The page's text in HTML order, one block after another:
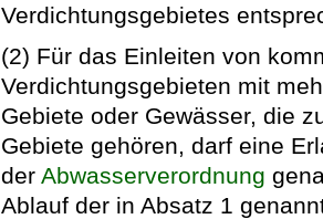
Verdichtungsgebietes
(2) Für das Einleiten von
Verdichtungsgebieten mit
Gebiete oder Gewässer, die
Gebiete gehören, darf eine
derAbwasserverordnung
Ablauf der in Absatz 1